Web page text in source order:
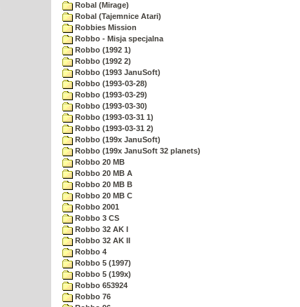
Robal (Mirage)
Robal (Tajemnice Atari)
Robbies Mission
Robbo - Misja specjalna
Robbo (1992 1)
Robbo (1992 2)
Robbo (1993 JanuSoft)
Robbo (1993-03-28)
Robbo (1993-03-29)
Robbo (1993-03-30)
Robbo (1993-03-31 1)
Robbo (1993-03-31 2)
Robbo (199x JanuSoft)
Robbo (199x JanuSoft 32 planets)
Robbo 20 MB
Robbo 20 MB A
Robbo 20 MB B
Robbo 20 MB C
Robbo 2001
Robbo 3 CS
Robbo 32 AK I
Robbo 32 AK II
Robbo 4
Robbo 5 (1997)
Robbo 5 (199x)
Robbo 653924
Robbo 76